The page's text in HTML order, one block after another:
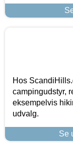
Hos
campingudstyr,
eksempelvis
udvalg.
Se